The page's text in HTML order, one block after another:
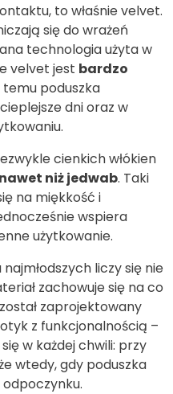
to właśnie velvet.
się do wrażeń
technologia użyta w
velvet jest bardzo
temu poduszka
dni oraz w
cienkich włókien
niż jedwab. Taki
na miękkość i
wspiera
użytkowanie.
liczy się nie
zachowuje się na co
zaprojektowany
z funkcjonalnością –
w każdej chwili: przy
wtedy, gdy poduszka
odpoczynku.